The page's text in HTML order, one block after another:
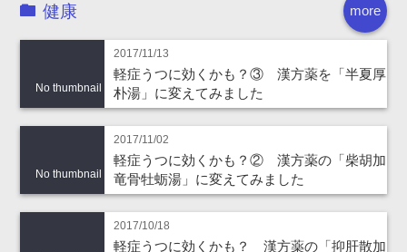
more
健康
No thumbnail
2017/11/13
軽症うつに効くかも？③ 漢方薬を「半夏厚
朴湯」に変えてみました
No thumbnail
2017/11/02
軽症うつに効くかも？② 漢方薬の「柴胡加
竜骨牡蛎湯」に変えてみました
2017/10/18
軽症うつに効くかも？ 漢方薬の「抑肝散加